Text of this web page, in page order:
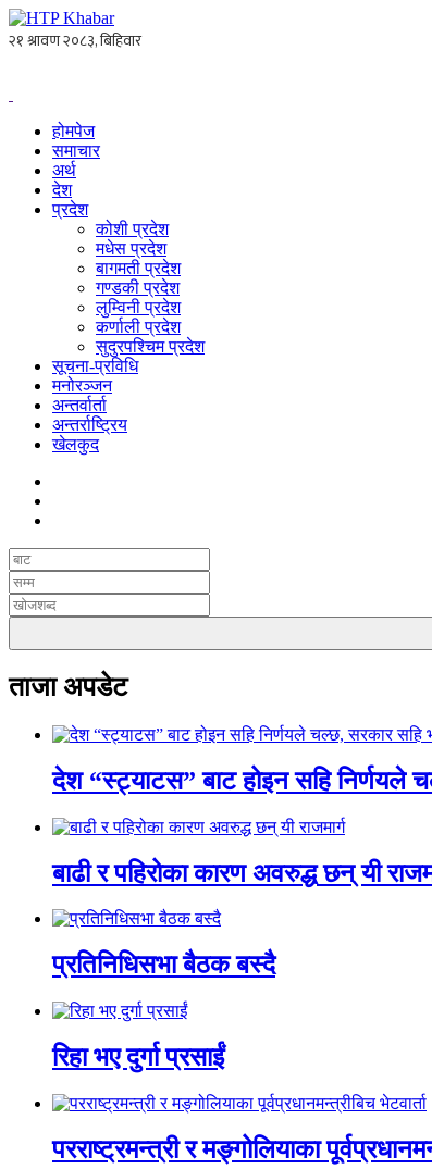
होमपेज
समाचार
अर्थ
देश
प्रदेश
कोशी प्रदेश
मधेस प्रदेश
बागमती प्रदेश
गण्डकी प्रदेश
लुम्विनी प्रदेश
कर्णाली प्रदेश
सुदुरपश्चिम प्रदेश
सूचना-प्रविधि
मनोरञ्जन
अन्तर्वार्ता
अन्तर्राष्ट्रिय
खेलकुद
ताजा अपडेट
देश “स्ट्याटस” बाट होइन सहि निर्णयले
बाढी र पहिरोका कारण अवरुद्ध छन् यी
प्रतिनिधिसभा बैठक बस्दै
रिहा भए दुर्गा प्रसाईं
परराष्ट्रमन्त्री र मङ्गोलियाका